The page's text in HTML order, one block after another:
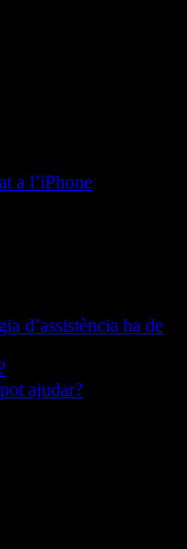
a l’iPhone
d’assistència ha de
ajudar?